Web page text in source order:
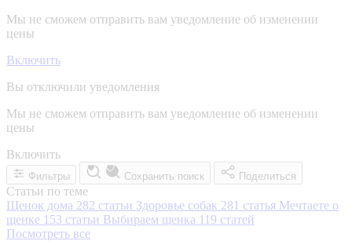
Мы не сможем отправить вам уведомление об изменении
цены
Включить
Вы отключили уведомления
Мы не сможем отправить вам уведомление об изменении
цены
Включить
Фильтры Сохранить поиск Поделиться
Статьи по теме
Щенок дома 282 статьи Здоровье собак 281 статья Мечтаете о
щенке 153 статьи Выбираем щенка 119 статей
Посмотреть все